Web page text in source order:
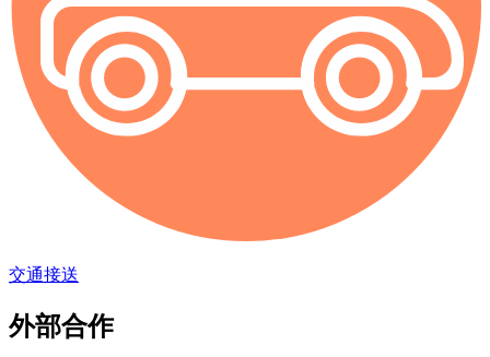
交通接送
外部合作